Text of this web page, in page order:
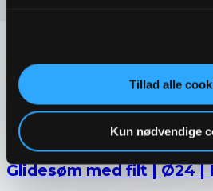
Tillad alle
Kun nødvendige
Login / Opret
Glidesøm med filt | Ø24 |